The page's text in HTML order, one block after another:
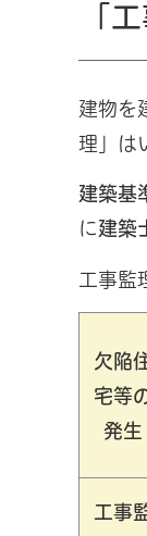
「
建物を
理」は
建築基
に建築
工事監
欠陥
宅等
発生
工事